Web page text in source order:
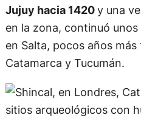
Jujuy hacia 1420y una
en la zona, continuó
en Salta, pocos años
Catamarca y Tucumán.